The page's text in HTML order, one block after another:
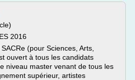
2016
(pour Sciences, Arts,
ouvert à tous les candidats
niveau master venant de tous les
supérieur, artistes